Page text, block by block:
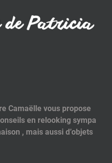
Camaëlle vous propose
en relooking sympa
, mais aussi d’objets